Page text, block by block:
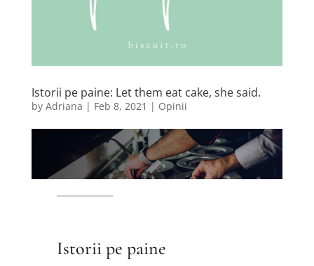
Istorii pe paine: Let them eat cake, she said.
by Adriana | Feb 8, 2021 | Opinii
Istorii pe paine